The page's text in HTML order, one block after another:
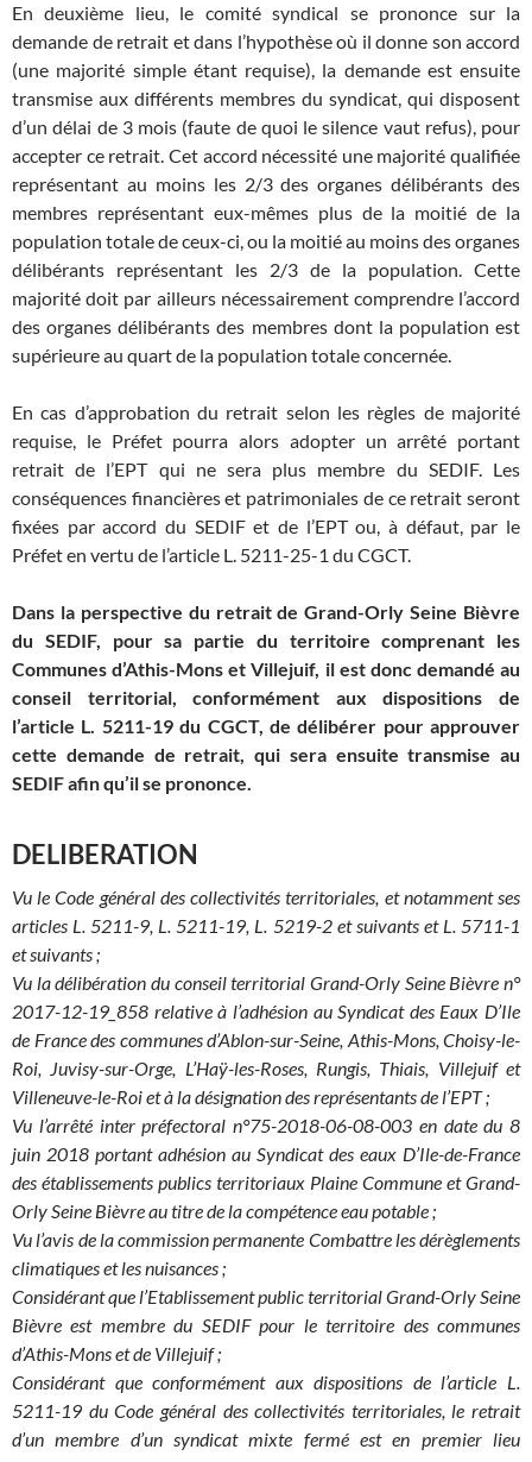
En deuxième lieu, le comité syndical se prononce sur la
demande de retrait et dans l’hypothèse où il donne son accord
(une majorité simple étant requise), la demande est ensuite
transmise aux différents membres du syndicat, qui disposent
d’un délai de 3 mois (faute de quoi le silence vaut refus), pour
accepter ce retrait. Cet accord nécessité une majorité qualifiée
représentant au moins les 2/3 des organes délibérants des
membres représentant eux-mêmes plus de la moitié de la
population totale de ceux-ci, ou la moitié au moins des organes
délibérants représentant les 2/3 de la population. Cette
majorité doit par ailleurs nécessairement comprendre l’accord
des organes délibérants des membres dont la population est
supérieure au quart de la population totale concernée.
En cas d’approbation du retrait selon les règles de majorité
requise, le Préfet pourra alors adopter un arrêté portant
retrait de l’EPT qui ne sera plus membre du SEDIF. Les
conséquences financières et patrimoniales de ce retrait seront
fixées par accord du SEDIF et de l’EPT ou, à défaut, par le
Préfet en vertu de l’article L. 5211-25-1 du CGCT.
Dans la perspective du retrait de Grand-Orly Seine Bièvre
du SEDIF, pour sa partie du territoire comprenant les
Communes d’Athis-Mons et Villejuif, il est donc demandé au
conseil territorial, conformément aux dispositions de
l’article L. 5211-19 du CGCT, de délibérer pour approuver
cette demande de retrait, qui sera ensuite transmise au
SEDIF afin qu’il se prononce.
DELIBERATION
Vu le Code général des collectivités territoriales, et notamment ses
articles L. 5211-9, L. 5211-19, L. 5219-2 et suivants et L. 5711-1
et suivants ;
Vu la délibération du conseil territorial Grand-Orly Seine Bièvre n°
2017-12-19_858 relative à l’adhésion au Syndicat des Eaux D’Ile
de France des communes d’Ablon-sur-Seine, Athis-Mons, Choisy-le-
Roi, Juvisy-sur-Orge, L’Haÿ-les-Roses, Rungis, Thiais, Villejuif et
Villeneuve-le-Roi et à la désignation des représentants de l’EPT ;
Vu l’arrêté inter préfectoral n°75-2018-06-08-003 en date du 8
juin 2018 portant adhésion au Syndicat des eaux D’Ile-de-France
des établissements publics territoriaux Plaine Commune et Grand-
Orly Seine Bièvre au titre de la compétence eau potable ;
Vu l’avis de la commission permanente Combattre les dérèglements
climatiques et les nuisances ;
Considérant que l’Etablissement public territorial Grand-Orly Seine
Bièvre est membre du SEDIF pour le territoire des communes
d’Athis-Mons et de Villejuif ;
Considérant que conformément aux dispositions de l’article L.
5211-19 du Code général des collectivités territoriales, le retrait
d’un membre d’un syndicat mixte fermé est en premier lieu